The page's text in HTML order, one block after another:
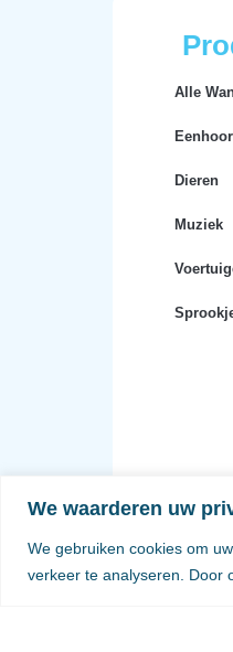
We waarderen uw
We gebruiken cookies om
verkeer te analyseren. Door
Alle
Dieren
Muziek